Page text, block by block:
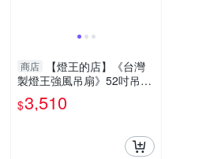
商店
【燈王的店】《台灣
製燈王強風吊扇》52吋吊扇
附遙控器(馬達保固十年) ☆
KS-199-RC
$3,510